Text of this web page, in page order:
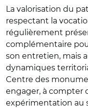
La valorisation du
respectant la
régulièrement
complémentaire
son entretien, mais
dynamiques
Centre des
engager, à compter
expérimentation au